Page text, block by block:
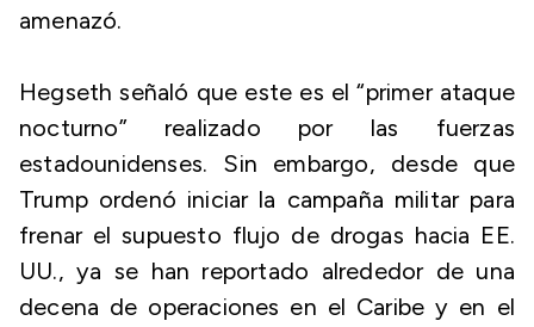
amenazó.
Hegseth señaló que este es el “primer ataque
nocturno” realizado por las fuerzas
estadounidenses. Sin embargo, desde que
Trump ordenó iniciar la campaña militar para
frenar el supuesto flujo de drogas hacia EE.
UU., ya se han reportado alrededor de una
decena de operaciones en el Caribe y en el